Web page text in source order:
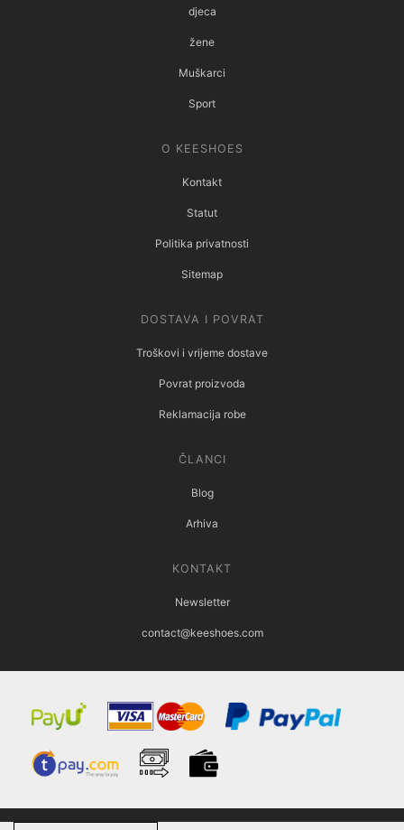
djeca
žene
Muškarci
Sport
O KEESHOES
Kontakt
Statut
Politika privatnosti
Sitemap
DOSTAVA I POVRAT
Troškovi i vrijeme dostave
Povrat proizvoda
Reklamacija robe
ČLANCI
Blog
Arhiva
KONTAKT
Newsletter
contact@keeshoes.com